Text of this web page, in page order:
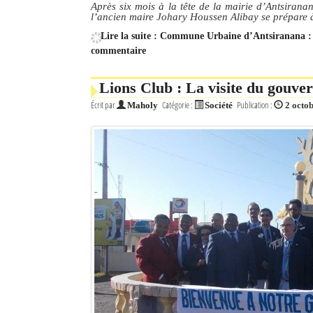
Après six mois à la tête de la mairie
l’ancien maire Johary Houssen Alibay se
Lire la suite : Commune Urbaine d’Antsiranana
commentaire
Lions Club : La visite du
Écrit par Maholy Catégorie : Société Publication : 2